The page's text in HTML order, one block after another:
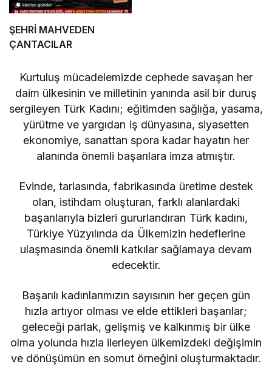
ŞEHRİ MAHVEDEN
ÇANTACILAR
Kurtuluş mücadelemizde cephede savaşan her
daim ülkesinin ve milletinin yanında asil bir duruş
sergileyen Türk Kadını; eğitimden sağlığa, yasama,
yürütme ve yargıdan iş dünyasına, siyasetten
ekonomiye, sanattan spora kadar hayatın her
alanında önemli başarılara imza atmıştır.
Evinde, tarlasında, fabrikasında üretime destek
olan, istihdam oluşturan, farklı alanlardaki
başarılarıyla bizleri gururlandıran Türk kadını,
Türkiye Yüzyılında da Ülkemizin hedeflerine
ulaşmasında önemli katkılar sağlamaya devam
edecektir.
Başarılı kadınlarımızın sayısının her geçen gün
hızla artıyor olması ve elde ettikleri başarılar;
geleceği parlak, gelişmiş ve kalkınmış bir ülke
olma yolunda hızla ilerleyen ülkemizdeki değişimin
ve dönüşümün en somut örneğini oluşturmaktadır.